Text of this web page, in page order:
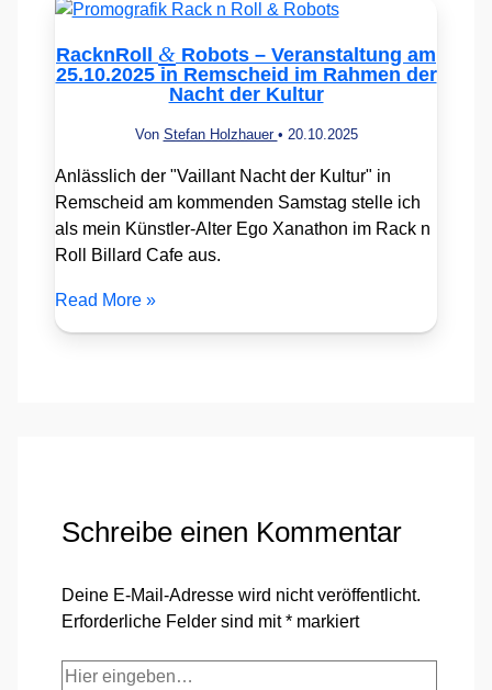
RacknRoll & Robots – Veranstaltung am
25.10.2025 in Remscheid im Rahmen der
Nacht der Kultur
Von Stefan Holzhauer • 20.10.2025
Anlässlich der "Vaillant Nacht der Kultur" in
Remscheid am kommenden Samstag stelle ich
als mein Künstler-Alter Ego Xanathon im Rack n
Roll Billard Cafe aus.
Read More »
Schreibe einen Kommentar
Deine E-Mail-Adresse wird nicht veröffentlicht.
Erforderliche Felder sind mit* markiert
Hier